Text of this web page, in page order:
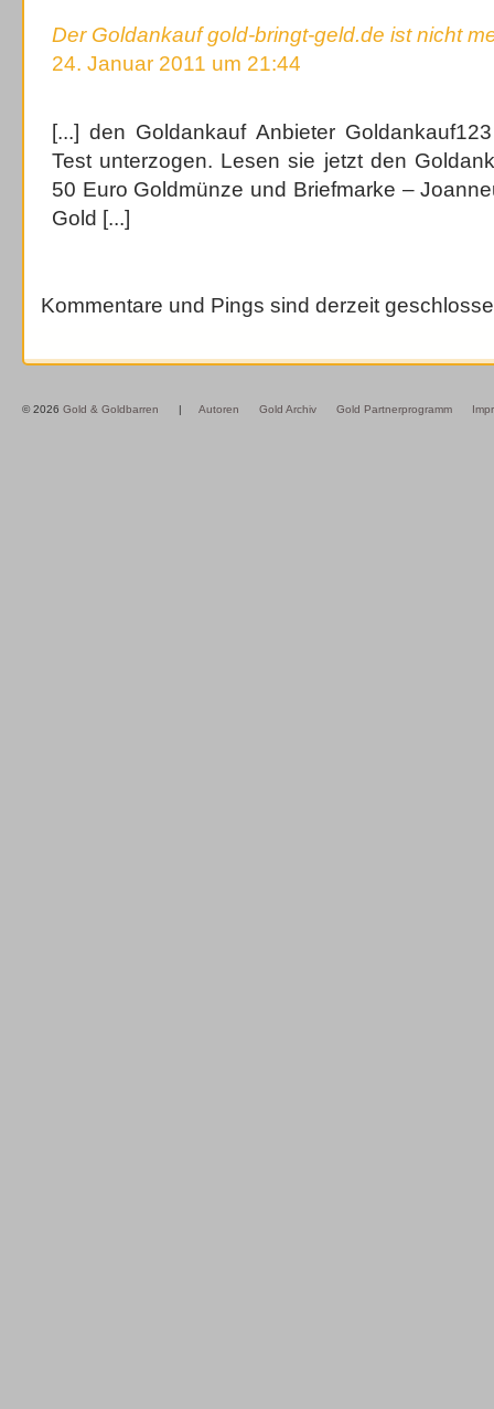
Der Goldankauf gold-bringt-geld.de ist nicht
24. Januar 2011 um 21:44
[...] den Goldankauf Anbieter
Test unterzogen. Lesen sie jetzt den
50 Euro Goldmünze und Briefmarke –
Gold [...]
Kommentare und Pings sind derzeit
© 2026 Gold & Goldbarren | Autoren Gold Archiv Gold Partnerprogramm